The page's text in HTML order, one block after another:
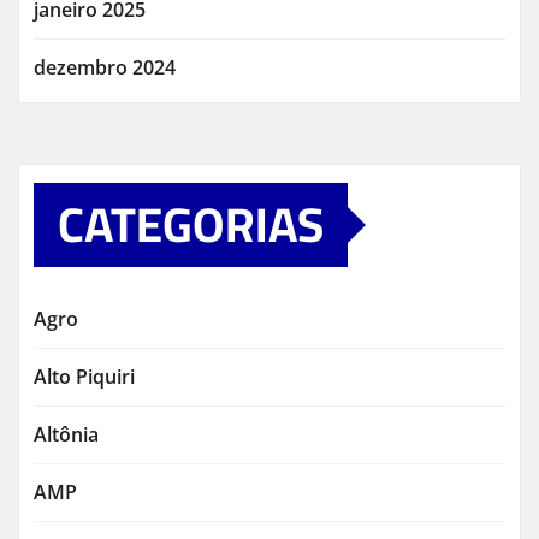
janeiro 2025
dezembro 2024
CATEGORIAS
Agro
Alto Piquiri
Altônia
AMP